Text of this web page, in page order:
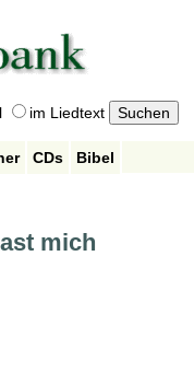
im Liedtext
CDs
Bibel
mich